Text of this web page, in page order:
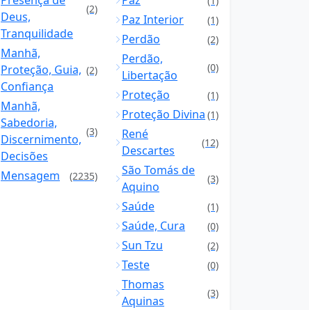
Deus,
Tranquilidade
(2)
Manhã,
Proteção, Guia,
Confiança
(2)
Manhã,
Sabedoria,
Discernimento,
Decisões
(3)
Mensagem (2235)
Paz Interior (1)
Perdão (2)
Perdão,
Libertação
(0)
Proteção (1)
Proteção Divina (1)
René
Descartes
(12)
São Tomás de
Aquino
(3)
Saúde (1)
Saúde, Cura (0)
Sun Tzu (2)
Teste (0)
Thomas
Aquinas
(3)